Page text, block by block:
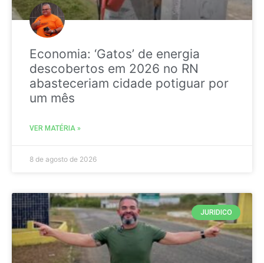
Economia: ‘Gatos’ de energia
descobertos em 2026 no RN
abasteceriam cidade potiguar por
um mês
VER MATÉRIA »
8 de agosto de 2026
JURIDICO